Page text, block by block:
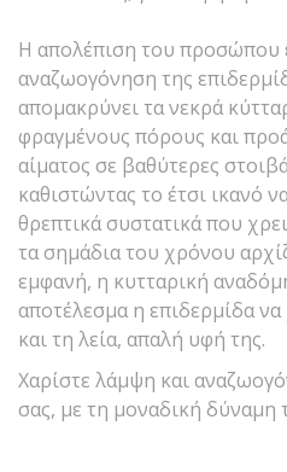
Η απολέπιση του προσώπου
αναζωογόνηση της
απομακρύνει τα νεκρά
φραγμένους πόρους και
αίματος σε βαθύτερες
καθιστώντας το έτσι ικανό
θρεπτικά συστατικά που
τα σημάδια του χρόνου
εμφανή, η κυτταρική
αποτέλεσμα η επιδερμίδα
και τη λεία, απαλή υφή της.
Χαρίστε λάμψη και
σας, με τη μοναδική δύναμη